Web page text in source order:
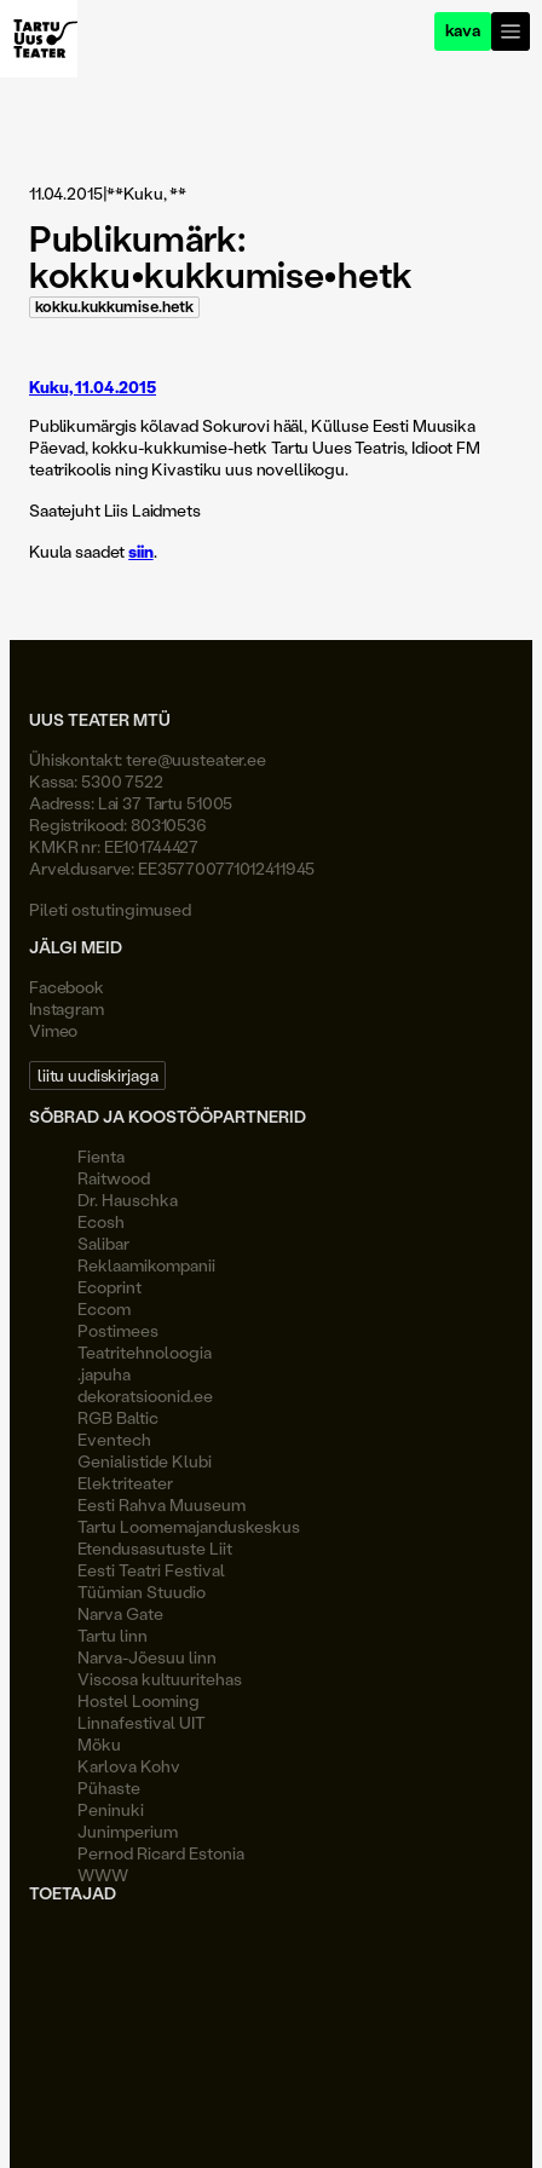
kava
11.04.2015|**Kuku, **
Publikumärk:
kokku•kukkumise•hetk
kokku.kukkumise.hetk
Kuku, 11.04.2015
Publikumärgis kõlavad Sokurovi hääl, Külluse Eesti Muusika
Päevad, kokku-kukkumise-hetk Tartu Uues Teatris, Idioot FM
teatrikoolis ning Kivastiku uus novellikogu.
Saatejuht Liis Laidmets
Kuula saadetsiin.
UUS TEATER MTÜ
Ühiskontakt:tere@uusteater.ee
Kassa: 5300 7522
Aadress: Lai 37 Tartu 51005
Registrikood: 80310536
KMKR nr: EE101744427
Arveldusarve: EE357700771012411945
Pileti ostutingimused
JÄLGI MEID
Facebook
Instagram
Vimeo
liitu uudiskirjaga
SÕBRAD JA KOOSTÖÖPARTNERID
Fienta
Raitwood
Dr. Hauschka
Ecosh
Salibar
Reklaamikompanii
Ecoprint
Eccom
Postimees
Teatritehnoloogia
.japuha
dekoratsioonid.ee
RGB Baltic
Eventech
Genialistide Klubi
Elektriteater
Eesti Rahva Muuseum
Tartu Loomemajanduskeskus
Etendusasutuste Liit
Eesti Teatri Festival
Tüümian Stuudio
Narva Gate
Tartu linn
Narva-Jõesuu linn
Viscosa kultuuritehas
Hostel Looming
Linnafestival UIT
Möku
Karlova Kohv
Pühaste
Peninuki
Junimperium
Pernod Ricard Estonia
WWW
TOETAJAD